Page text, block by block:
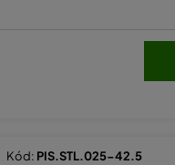
Kód: PIS.STL.025-42.5